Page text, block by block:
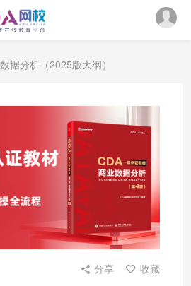
据分析（2025版大纲）
分享 收藏